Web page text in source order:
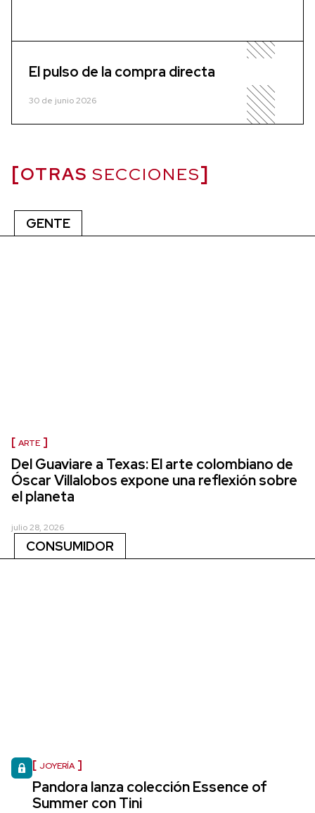
El pulso de la compra directa
30 de junio 2026
OTRAS SECCIONES
GENTE
ARTE
Del Guaviare a Texas: El arte colombiano de
Óscar Villalobos expone una reflexión sobre
el planeta
julio 28, 2026
CONSUMIDOR
JOYERÍA
Pandora lanza colección Essence of
Summer con Tini